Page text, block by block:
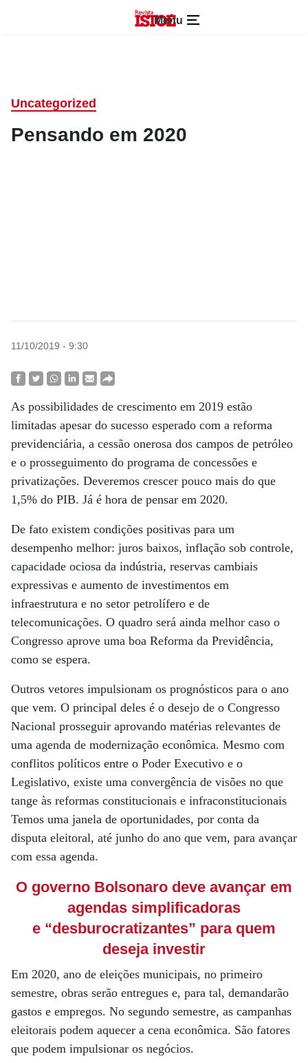
Menu
Uncategorized
Pensando em 2020
11/10/2019 - 9:30
As possibilidades de crescimento em 2019 estão
limitadas apesar do sucesso esperado com a reforma
previdenciária, a cessão onerosa dos campos de petróleo
e o prosseguimento do programa de concessões e
privatizações. Deveremos crescer pouco mais do que
1,5% do PIB. Já é hora de pensar em 2020.
De fato existem condições positivas para um
desempenho melhor: juros baixos, inflação sob controle,
capacidade ociosa da indústria, reservas cambiais
expressivas e aumento de investimentos em
infraestrutura e no setor petrolífero e de
telecomunicações. O quadro será ainda melhor caso o
Congresso aprove uma boa Reforma da Previdência,
como se espera.
Outros vetores impulsionam os prognósticos para o ano
que vem. O principal deles é o desejo de o Congresso
Nacional prosseguir aprovando matérias relevantes de
uma agenda de modernização econômica. Mesmo com
conflitos políticos entre o Poder Executivo e o
Legislativo, existe uma convergência de visões no que
tange às reformas constitucionais e infraconstitucionais
Temos uma janela de oportunidades, por conta da
disputa eleitoral, até junho do ano que vem, para avançar
com essa agenda.
O governo Bolsonaro deve avançar em
agendas simplificadoras
e “desburocratizantes” para quem
deseja investir
Em 2020, ano de eleições municipais, no primeiro
semestre, obras serão entregues e, para tal, demandarão
gastos e empregos. No segundo semestre, as campanhas
eleitorais podem aquecer a cena econômica. São fatores
que podem impulsionar os negócios.